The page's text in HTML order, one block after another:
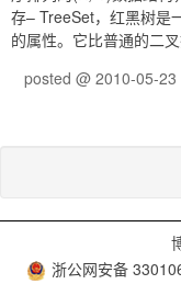
存– TreeSet，红黑树是
的属性。它比普通的二
posted @ 2010-05-
浙公网安备